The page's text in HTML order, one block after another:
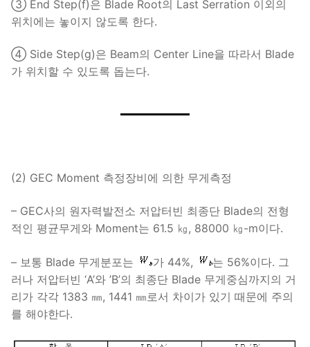
③ End Step(f)은 Blade Root의 Last Serration 이외의
위치에는 놓이지 않도록 한다.
④ Side Step(g)은 Beam의 Center Line을 따라서 Blade
가 위치할 수 있도록 돕는다.
(2) GEC Moment 측정장비에 의한 무게측정
– GEC사의 원자력발전소 저압터빈 최종단 Blade의 전형
적인 평균무게와 Moment는 61.5 ㎏, 88000 ㎏-m이다.
– 보통 Blade 무게분포는 가 44%,
는 56%이다. 그
러나 저압터빈 ‘A’와 ’B’의 최종단 Blade 무게중심까지의 거
리가 각각 1383 ㎜, 1441 ㎜로서 차이가 있기 때문에 주의
를 해야한다.